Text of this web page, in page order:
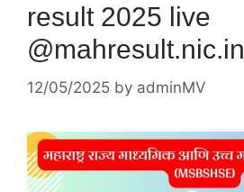
result 2025 live
@mahresult.nic.in
12/05/2025 by adminMV